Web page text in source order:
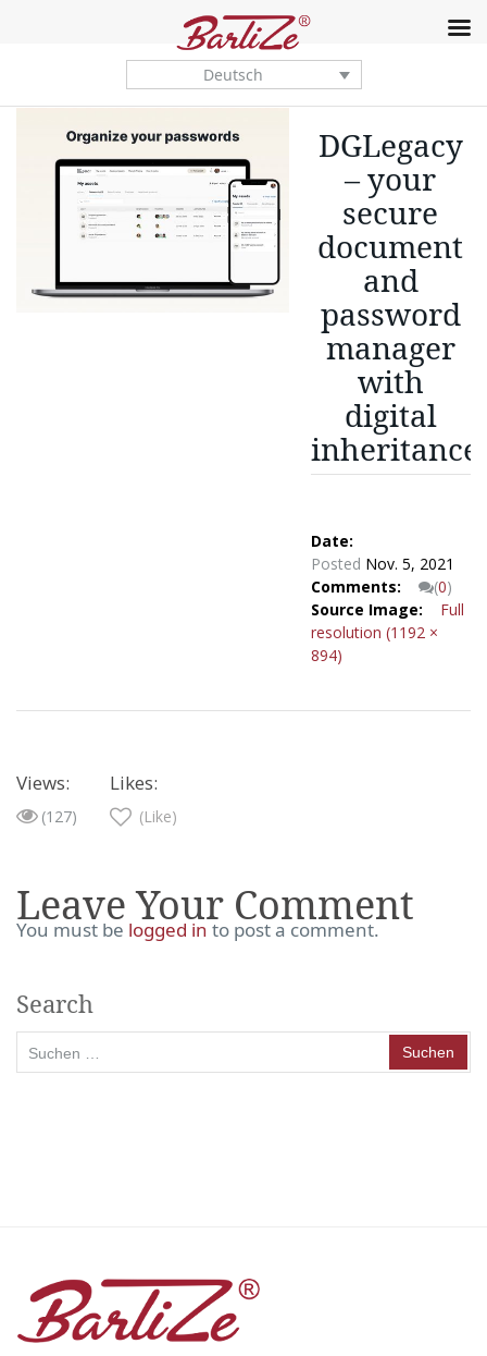
Deutsch
DGLegacy
– your
secure
document
and
password
manager
with
digital
inheritance
Date:
Posted Nov. 5, 2021
Comments:
(0)
Source Image:
Full
resolution (1192 ×
894)
Views:
(127)
Likes:
(Like)
Leave Your Comment
You must be logged in to post a comment.
Search
nach: